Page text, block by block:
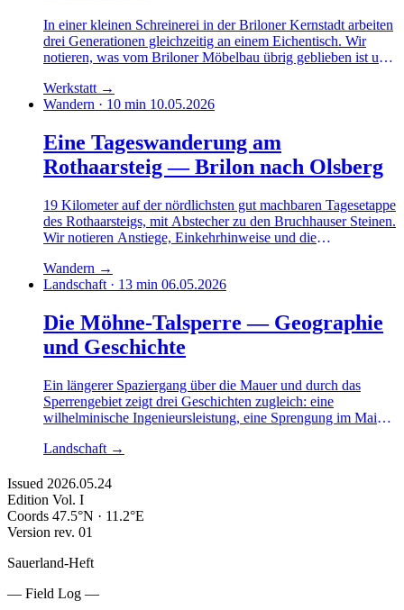
In einer kleinen Schreinerei in der Briloner Kernstadt arbeiten
drei Generationen gleichzeitig an einem Eichentisch. Wir
notieren, was vom Briloner Möbelbau übrig geblieben ist und
Werkstatt →
Wandern · 10 min 10.05.2026
Eine Tageswanderung am
Rothaarsteig — Brilon nach Olsberg
19 Kilometer auf der nördlichsten gut machbaren Tagesetappe
des Rothaarsteigs, mit Abstecher zu den Bruchhauser Steinen.
Wir notieren Anstiege, Einkehrhinweise und die
Wandern →
Landschaft · 13 min 06.05.2026
Die Möhne-Talsperre — Geographie
und Geschichte
Ein längerer Spaziergang über die Mauer und durch das
Sperrengebiet zeigt drei Geschichten zugleich: eine
wilhelminische Ingenieursleistung, eine Sprengung im Mai
Ruhrgebiet versorgt.
Landschaft →
Issued 2026.05.24
Edition Vol. I
Coords 47.5°N · 11.2°E
Version rev. 01
Sauerland-Heft
— Field Log —